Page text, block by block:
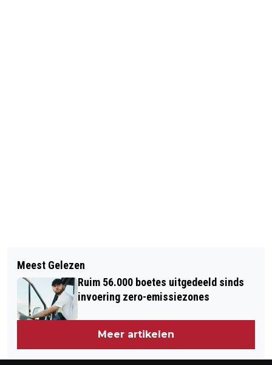
WOEDE IN FERGUSON NA UITSPRAAK
JURY
RAVAGE A16 DOOR ONGELUK
VRACHTWAGEN
Meest Gelezen
Ruim 56.000 boetes uitgedeeld sinds
invoering zero-emissiezones
Meer artikelen